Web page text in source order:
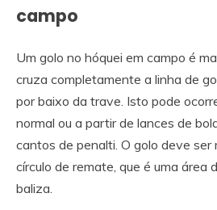
campo
Um golo no hóquei em campo é
cruza completamente a linha de
por baixo da trave. Isto pode
normal ou a partir de lances de
cantos de penalti. O golo deve ser
círculo de remate, que é uma área
baliza.